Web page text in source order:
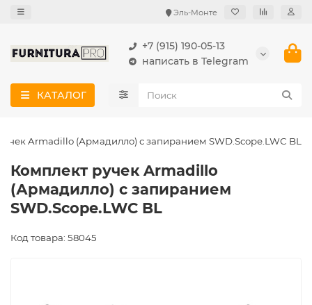
Эль-Монте
+7 (915) 190-05-13
написать в Telegram
КАТАЛОГ
Armadillo (Армадилло) с запиранием SWD.Scope.LWC BL
Комплект ручек Armadillo
(Армадилло) с запиранием
SWD.Scope.LWC BL
Код товара: 58045